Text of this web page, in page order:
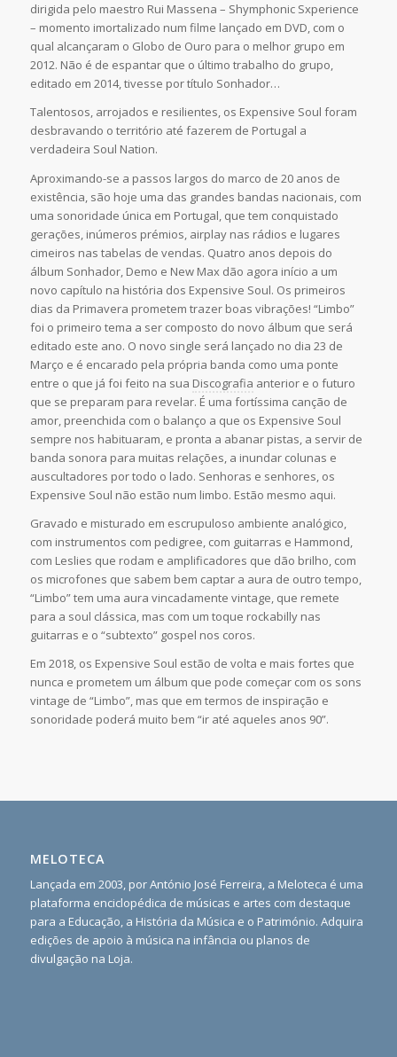
dirigida pelo maestro Rui Massena – Shymphonic Sxperience
– momento imortalizado num filme lançado em DVD, com o
qual alcançaram o Globo de Ouro para o melhor grupo em
2012. Não é de espantar que o último trabalho do grupo,
editado em 2014, tivesse por título Sonhador…
Talentosos, arrojados e resilientes, os Expensive Soul foram
desbravando o território até fazerem de Portugal a
verdadeira Soul Nation.
Aproximando-se a passos largos do marco de 20 anos de
existência, são hoje uma das grandes bandas nacionais, com
uma sonoridade única em Portugal, que tem conquistado
gerações, inúmeros prémios, airplay nas rádios e lugares
cimeiros nas tabelas de vendas. Quatro anos depois do
álbum Sonhador, Demo e New Max dão agora início a um
novo capítulo na história dos Expensive Soul. Os primeiros
dias da Primavera prometem trazer boas vibrações! “Limbo”
foi o primeiro tema a ser composto do novo álbum que será
editado este ano. O novo single será lançado no dia 23 de
Março e é encarado pela própria banda como uma ponte
entre o que já foi feito na sua Discografia anterior e o futuro
que se preparam para revelar. É uma fortíssima canção de
amor, preenchida com o balanço a que os Expensive Soul
sempre nos habituaram, e pronta a abanar pistas, a servir de
banda sonora para muitas relações, a inundar colunas e
auscultadores por todo o lado. Senhoras e senhores, os
Expensive Soul não estão num limbo. Estão mesmo aqui.
Gravado e misturado em escrupuloso ambiente analógico,
com instrumentos com pedigree, com guitarras e Hammond,
com Leslies que rodam e amplificadores que dão brilho, com
os microfones que sabem bem captar a aura de outro tempo,
“Limbo” tem uma aura vincadamente vintage, que remete
para a soul clássica, mas com um toque rockabilly nas
guitarras e o “subtexto” gospel nos coros.
Em 2018, os Expensive Soul estão de volta e mais fortes que
nunca e prometem um álbum que pode começar com os sons
vintage de “Limbo”, mas que em termos de inspiração e
sonoridade poderá muito bem “ir até aqueles anos 90”.
MELOTECA
Lançada em 2003, por António José Ferreira, a Meloteca é uma
plataforma enciclopédica de músicas e artes com destaque
para a Educação, a História da Música e o Património. Adquira
edições de apoio à música na infância ou planos de
divulgação na Loja.